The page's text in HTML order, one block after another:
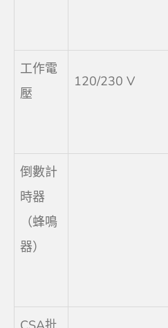
工作電
壓
120/230 V
倒數計
時器
（蜂鳴
器）